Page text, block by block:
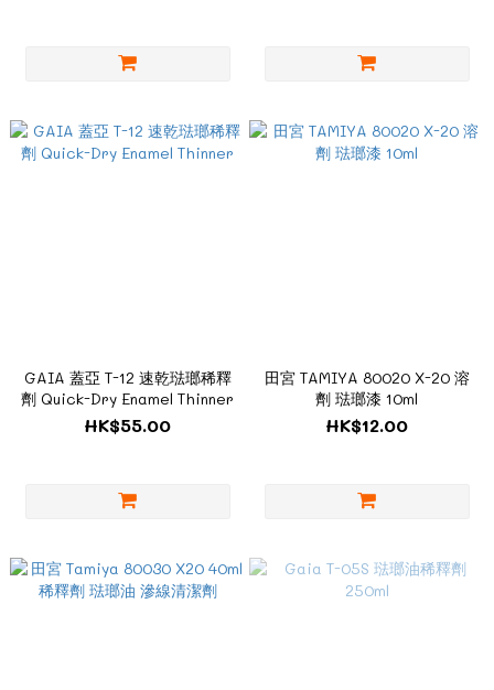
GAIA 蓋亞 T-12 速乾琺瑯稀釋
劑 Quick-Dry Enamel Thinner
HK$55.00
田宮 TAMIYA 80020 X-20 溶
劑 琺瑯漆 10ml
HK$12.00